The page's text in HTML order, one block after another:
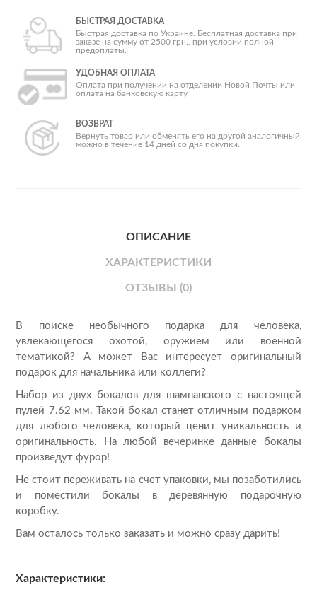
БЫСТРАЯ ДОСТАВКА
Быстрая доставка по Украине. Бесплатная доставка при
заказе на сумму от 2500 грн., при условии полной
предоплаты.
УДОБНАЯ ОПЛАТА
Оплата при получении на отделении Новой Почты или
оплата на банковскую карту
ВОЗВРАТ
Вернуть товар или обменять его на другой аналогичный
можно в течение 14 дней со дня покупки.
ОПИСАНИЕ
ХАРАКТЕРИСТИКИ
ОТЗЫВЫ (0)
В поиске необычного подарка для человека,
увлекающегося охотой, оружием или военной
тематикой? А может Вас интересует оригинальный
подарок для начальника или коллеги?
Набор из двух бокалов для шампанского с настоящей
пулей 7.62 мм. Такой бокал станет отличным подарком
для любого человека, который ценит уникальность и
оригинальность. На любой вечеринке данные бокалы
произведут фурор!
Не стоит переживать на счет упаковки, мы позаботились
и поместили бокалы в деревянную подарочную
коробку.
Вам осталось только заказать и можно сразу дарить!
Характеристики: